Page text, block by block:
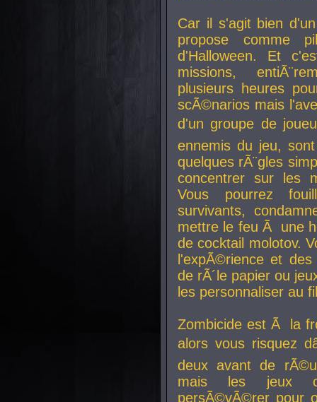
Car il s'agit bien
propose comme
d'Halloween. Et
missions,
plusieurs heures
scÃ©narios mais
d'un groupe de
ennemis du jeu,
quelques rÃ¨gles
concentrer sur les
Vous pourrez
survivants,
mettre le feu Ã une
de cocktail molotov.
l'expÃ©rience et
de rÃ´le papier ou
les personnaliser au
Zombicide est Ã la
alors vous risquez
deux avant de
mais les jeux
persÃ©vÃ©rer pour